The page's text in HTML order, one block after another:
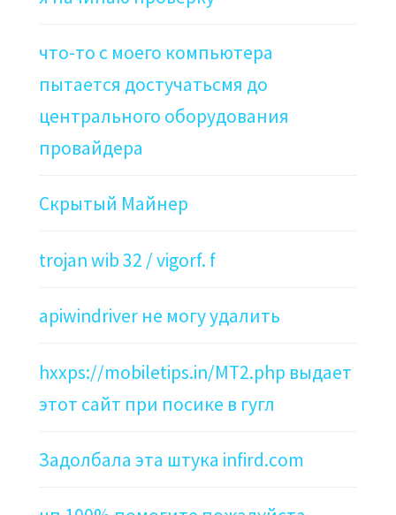
что-то с моего компьютера
пытается достучатьсмя до
центрального оборудования
провайдера
Скрытый Майнер
trojan wib 32 / vigorf. f
apiwindriver не могу удалить
hxxps://mobiletips.in/MT2.php выдает
этот сайт при посике в гугл
Задолбала эта штука infird.com